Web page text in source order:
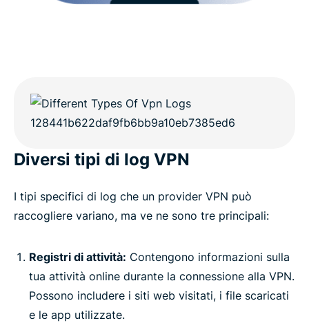
Diversi tipi di log VPN
I tipi specifici di log che un provider VPN può
raccogliere variano, ma ve ne sono tre principali:
Registri di attività: Contengono informazioni sulla
tua attività online durante la connessione alla VPN.
Possono includere i siti web visitati, i file scaricati
e le app utilizzate.